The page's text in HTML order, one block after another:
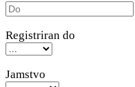
Registriran do
Jamstvo